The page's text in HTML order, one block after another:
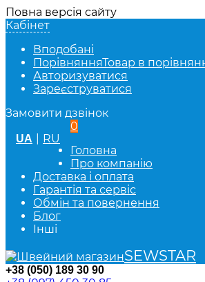
Повна версія сайту
Кабінет
Вподобані
ПорівнянняТовар в
Авторизуватися
Зареєструватися
Замовити дзвінок
UA RU
0
Головна
Про компанію
Доставка і оплата
Гарантія та сервіс
Обмін та повернення
Блог
Інші
SEWSTAR
+38 (050) 189 30 90